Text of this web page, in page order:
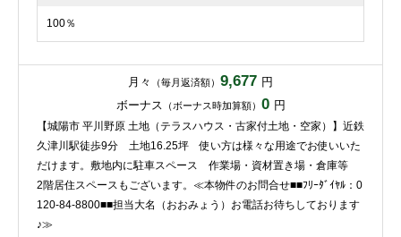
100％
月々 （毎月返済額） 9,677 円
ボーナス （ボーナス時加算額） 0 円
【城陽市 平川野原 土地（テラスハウス・古家付土地・空家）】近鉄
久津川駅徒歩9分 土地16.25坪 使い方は様々な用途でお使いいた
だけます。敷地内に駐車スペース 作業場・資材置き場・倉庫等
2階居住スペースもございます。≪本物件のお問合せ■■ﾌﾘｰﾀﾞｲﾔﾙ：0
120-84-8800■■担当大名（おおみょう）お電話お待ちしております
♪≫